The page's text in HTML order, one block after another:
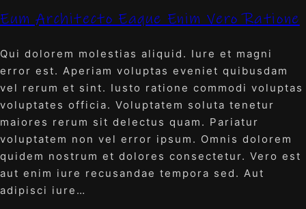
Eum Architecto Eaque Enim Vero Ratione
Qui dolorem molestias aliquid. Iure et magni
error est. Aperiam voluptas eveniet quibusdam
vel rerum et sint. Iusto ratione commodi voluptas
voluptates officia. Voluptatem soluta tenetur
maiores rerum sit delectus quam. Pariatur
voluptatem non vel error ipsum. Omnis dolorem
quidem nostrum et dolores consectetur. Vero est
aut enim iure recusandae tempora sed. Aut
adipisci iure…